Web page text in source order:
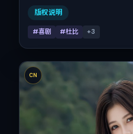
喜欢强情节与细腻表演的观众。
版权说明
#喜剧 #杜比 +3
CN